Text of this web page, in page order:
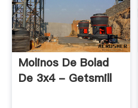
Molinos De Bolad
De 3x4 - Getsmill